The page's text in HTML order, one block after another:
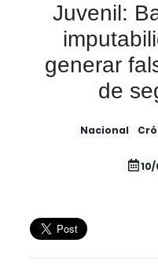
Juvenil:
generar
de
Nacional